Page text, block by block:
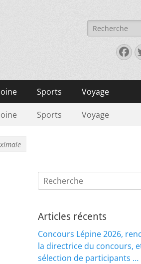
Rechercher :
Sports Voyage
Sports Voyage
Rechercher :
Articles récents
Concours Lépine 2026,
la directrice du concours,
sélection de participants …